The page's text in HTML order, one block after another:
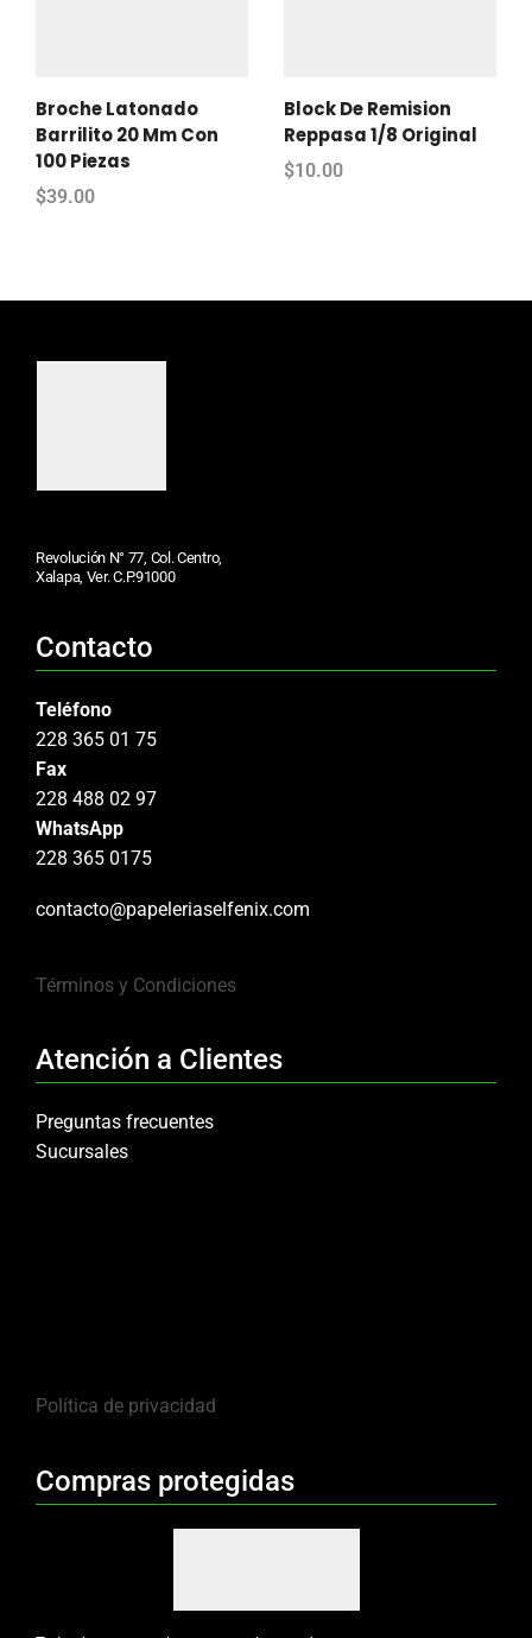
Broche Latonado
Barrilito 20 Mm Con
100 Piezas
$39.00
Block De Remision
Reppasa 1/8 Original
$10.00
Revolución N° 77, Col. Centro,
Xalapa, Ver. C.P.91000
Contacto
Teléfono
228 365 01 75
Fax
228 488 02 97
WhatsApp
228 365 0175
contacto@papeleriaselfenix.com
Términos y Condiciones
Atención a Clientes
Preguntas frecuentes
Sucursales
Política de privacidad
Compras protegidas